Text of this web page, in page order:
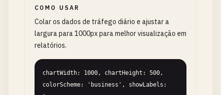
COMO USAR
Colar os dados de tráfego diário e ajustar a
largura para 1000px para melhor visualização em
relatórios.
chartWidth: 1000, chartHeight: 500,
colorScheme: 'business', showLabels: